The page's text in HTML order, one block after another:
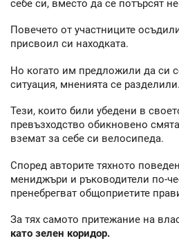
себе си, вместо да се потърсят
Повечето от участниците
присвоил си находката.
Но когато им предложили да си
ситуация, мненията се разделили.
Тези, които били убедени в
превъзходство обикновено
вземат за себе си велосипеда.
Според авторите тяхното
мениджъри и ръководители по-
пренебрегват общоприетите
За тях самото притежание на
като зелен коридор.